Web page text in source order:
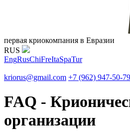
первая криокомпания в Евразии
RUS
EngRusChiFreItaSpaTur
kriorus@gmail.com +7 (962) 947-50-79
FAQ -
организации